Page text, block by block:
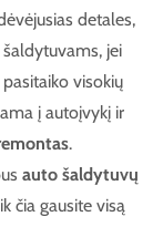
detales,
jei
visokių
į autoįvykį ir
.
auto šaldytuvų
čia gausite visą